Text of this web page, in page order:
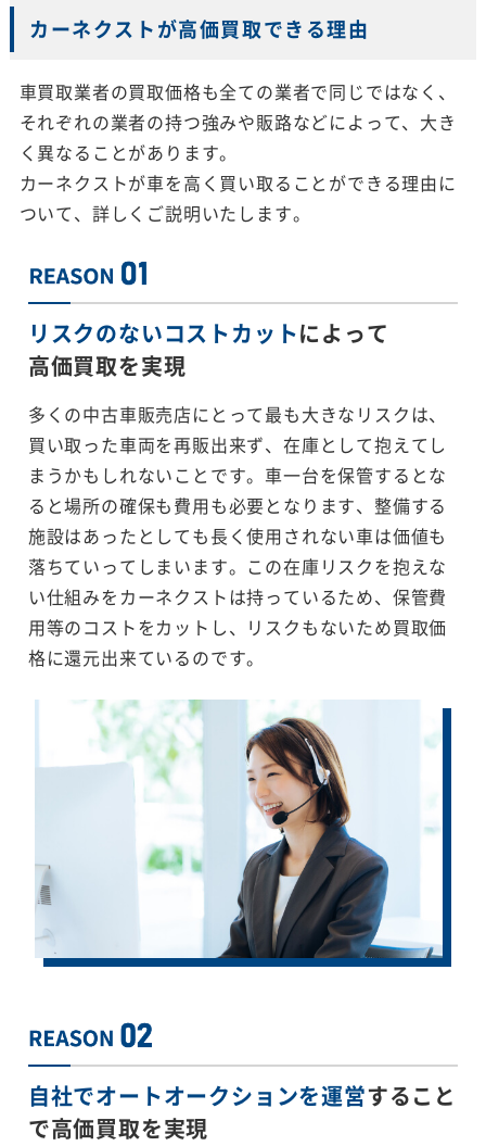
カーネクストが高価買取できる理由
車買取業者の買取価格も全ての業者で同じではなく、
それぞれの業者の持つ強みや販路などによって、大き
く異なることがあります。
カーネクストが車を高く買い取ることができる理由に
ついて、詳しくご説明いたします。
リスクのないコストカットによって
高価買取を実現
多くの中古車販売店にとって最も大きなリスクは、
買い取った車両を再販出来ず、在庫として抱えてし
まうかもしれないことです。車一台を保管するとな
ると場所の確保も費用も必要となります、整備する
施設はあったとしても長く使用されない車は価値も
落ちていってしまいます。この在庫リスクを抱えな
い仕組みをカーネクストは持っているため、保管費
用等のコストをカットし、リスクもないため買取価
格に還元出来ているのです。
自社でオートオークションを運営すること
で高価買取を実現